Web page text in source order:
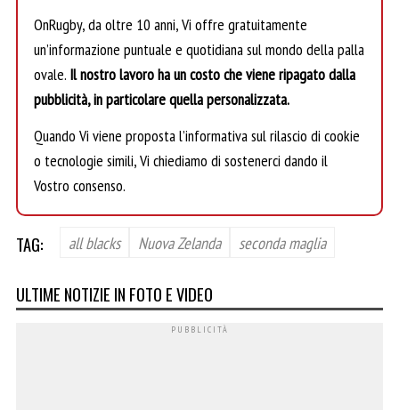
OnRugby, da oltre 10 anni, Vi offre gratuitamente
un’informazione puntuale e quotidiana sul mondo della palla
ovale. Il nostro lavoro ha un costo che viene ripagato dalla
pubblicità, in particolare quella personalizzata.
Quando Vi viene proposta l’informativa sul rilascio di cookie
o tecnologie simili, Vi chiediamo di sostenerci dando il
Vostro consenso.
TAG: all blacks Nuova Zelanda seconda maglia
ULTIME NOTIZIE IN FOTO E VIDEO